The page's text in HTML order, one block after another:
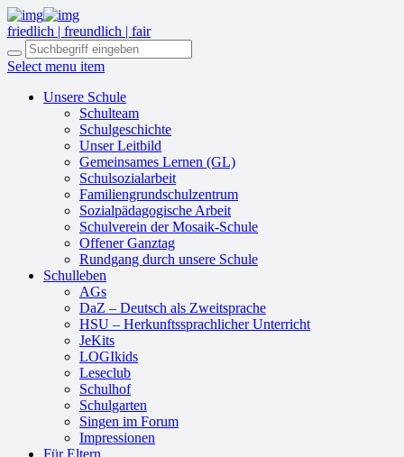
friedlich | freundlich | fair
Select menu item
Unsere Schule
Schulteam
Schulgeschichte
Unser Leitbild
Gemeinsames Lernen (GL)
Schulsozialarbeit
Familiengrundschulzentrum
Sozialpädagogische Arbeit
Schulverein der Mosaik-Schule
Offener Ganztag
Rundgang durch unsere Schule
Schulleben
AGs
DaZ – Deutsch als Zweitsprache
HSU – Herkunftssprachlicher Unterricht
JeKits
LOGIkids
Leseclub
Schulhof
Schulgarten
Singen im Forum
Impressionen
Für Eltern